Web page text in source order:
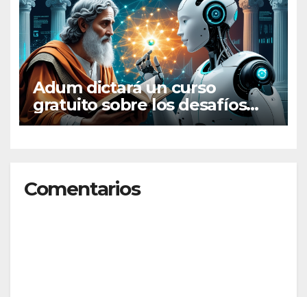
Adum dictará un curso
gratuito sobre los desafíos
filosóficos de la inteligencia
Comentarios